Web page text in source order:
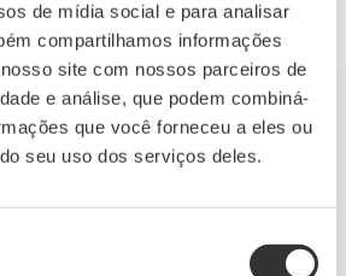
de mídia social e para analisar
compartilhamos informações
site com nossos parceiros de
e análise, que podem combiná-
que você forneceu a eles ou
seu uso dos serviços deles.